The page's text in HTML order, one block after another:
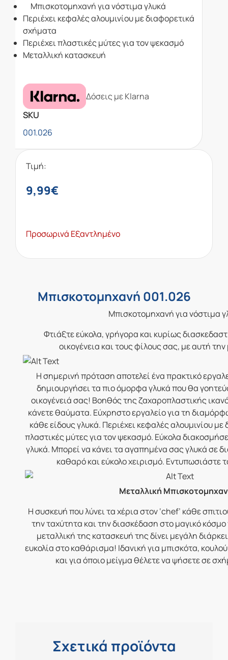
Μπισκοτομηχανή για νόστιμα γλυκά
Περιέχει κεφαλές αλουμινίου με διαφορετικά
σχήματα
Περιέχειπλαστικές μύτες για τον ψεκασμό
Μεταλλική κατασκευή
Δόσεις με Klarna
SKU
001.026
Τιμή:
9,99€
Προσωρινά Εξαντλημένο
Μπισκοτομηχανή 001.026
Μπισκοτομηχανή για νόστιμα
Φτιάξτε εύκολα, γρήγορα και κυρίως
οικογένεια και τους φίλους σας, με αυτή
Η σημερινή πρόταση αποτελεί ένα πρακτικό
δημιουργήσει τα πιο όμορφα γλυκά που θα
οικογένειά σας! Βοηθός της ζαχαροπλαστικής
κάνετε θαύματα. Εύχρηστο εργαλείο για τη
κάθε είδους γλυκά. Περιέχει κεφαλές αλουμινίου
πλαστικές μύτες για τον ψεκασμό. Εύκολα
γλυκά. Μπορεί να κάνει τα αγαπημένα σας γλυκά σε
καθαρό και εύκολο χειρισμό. Εντυπωσιάστε
Μεταλλική
Η συσκευή που λύνει τα χέρια στον ‘chef’ κάθε
την ταχύτητα και την διασκέδαση στο μαγικό
μεταλλική της κατασκευή της δίνει μεγάλη
ευκολία στο καθάρισμα! Ιδανική για μπισκότα,
και για όποιο μείγμα θέλετε να ψήσετε σε
Σχετικά προϊόντα